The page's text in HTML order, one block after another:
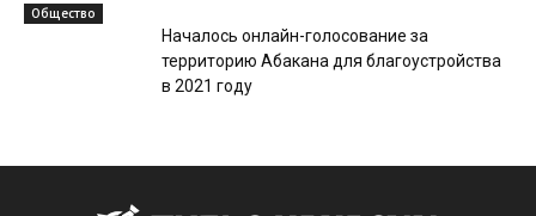
Общество
Началось онлайн-голосование за
территорию Абакана для благоустройства
в 2021 году